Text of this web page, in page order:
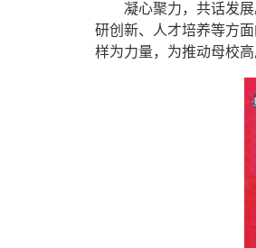
凝心聚力，共话发
研创新、人才培养等方
样为力量，为推动母校